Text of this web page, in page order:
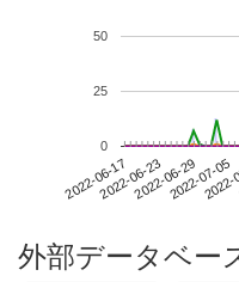
2022-06-172022-06-232022-06-292022-07-05
0
25
50
外部データベー